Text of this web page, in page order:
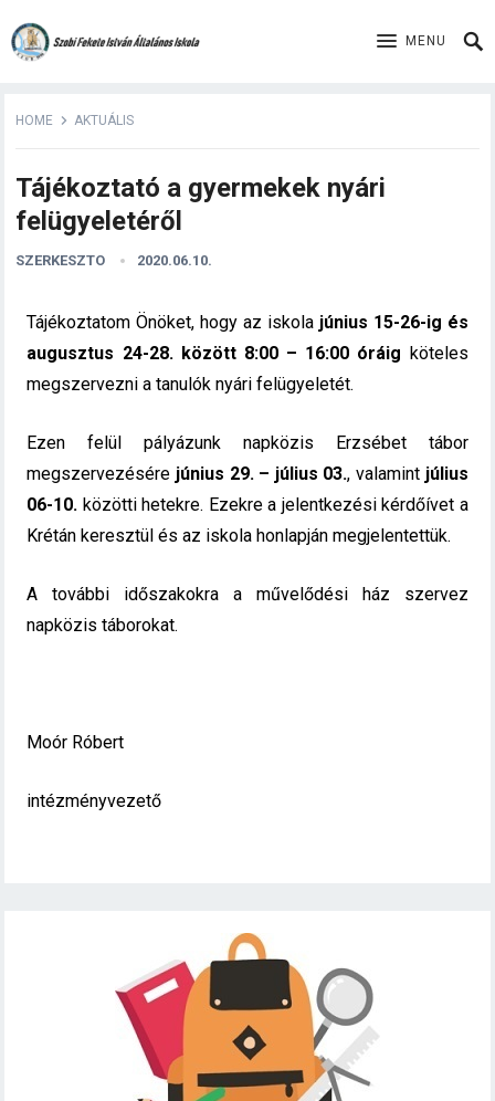
MENU
HOME AKTUÁLIS
Tájékoztató a gyermekek nyári
felügyeletéről
SZERKESZTO 2020.06.10.
Tájékoztatom Önöket, hogy az iskola június 15-26-ig és
augusztus 24-28. között 8:00 – 16:00 óráig köteles
megszervezni a tanulók nyári felügyeletét.
Ezen felül pályázunk napközis Erzsébet tábor
megszervezésére június 29. – július 03., valamint július
06-10. közötti hetekre. Ezekre a jelentkezési kérdőívet a
Krétán keresztül és az iskola honlapján megjelentettük.
A további időszakokra a művelődési ház szervez
napközis táborokat.
Moór Róbert
intézményvezető